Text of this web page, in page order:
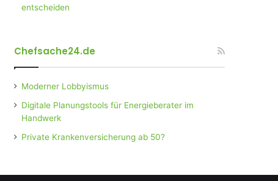
entscheiden
Chefsache24.de
Moderner Lobbyismus
Digitale Planungstools für Energieberater im
Handwerk
Private Krankenversicherung ab 50?